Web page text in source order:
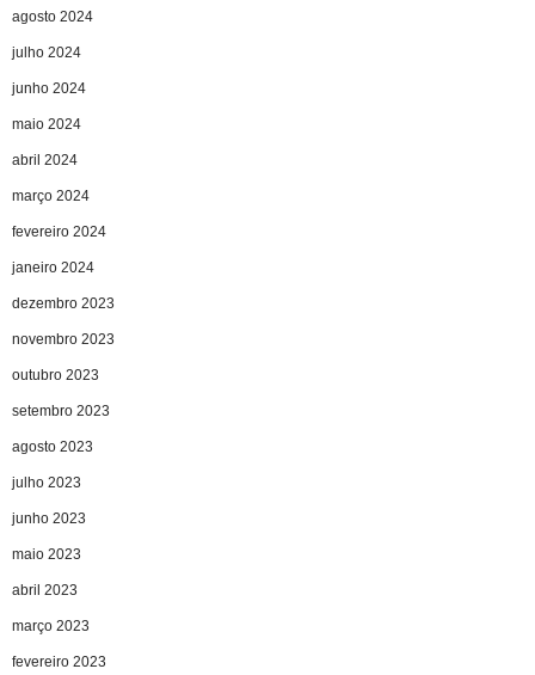
agosto 2024
julho 2024
junho 2024
maio 2024
abril 2024
março 2024
fevereiro 2024
janeiro 2024
dezembro 2023
novembro 2023
outubro 2023
setembro 2023
agosto 2023
julho 2023
junho 2023
maio 2023
abril 2023
março 2023
fevereiro 2023